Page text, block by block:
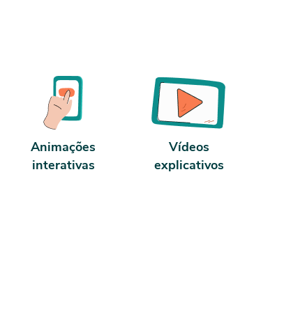
Animações
interativas
Vídeos
explicativos